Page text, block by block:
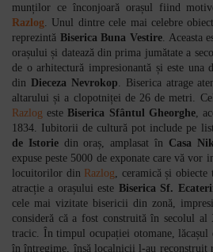
munților ce înconjoară orașul fiind
Razlog . Unul dintre cele mai celebre
reprezintă Biserica Buna Vestire . Aceasta
orașului și datează din prima jumătate a
de o arhitectură impresionantă și este
din Dieceza Nevrokop . Biserica atrage
altarului și a clopotniței de 26 de metri.
Razlog este Biserica Sfântul Gheorghe,
1834. Iubitorii de cultură pot include pe
de Istorie din oraș, amplasat în Casa
expuse peste 5000 de exponate care vă vor
locuitorilor din Razlog , ceramică și
atracție a orașului este Biserica Sf.
cele mai vizitate bisericii din zonă,
consideră că a fost construită în secolul
tracic. În timpul ocupației otomane, lăcașul
în întregime, însă localnicii l-au reconstruit